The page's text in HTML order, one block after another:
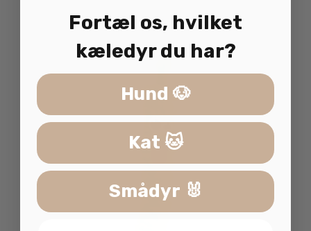
Fortæl os, hvilket
kæledyr du har?
Hund 🐶
Kat 🐱
Smådyr 🐰